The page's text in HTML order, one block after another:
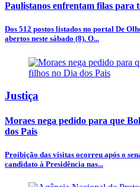
Paulistanos enfrentam filas para
Dos 512 postos listados no portal De
abertos neste sábado (8). O...
Justiça
Moraes nega pedido para que
dos Pais
Proibição das visitas ocorreu após o
candidato à Presidência nas...